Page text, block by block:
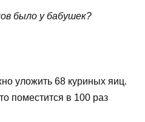
было у бабушек?
уложить 68 куриных яиц.
поместится в 100 раз